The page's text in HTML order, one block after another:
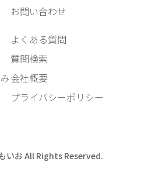
お問い合わせ
よくある質問
質問検索
会社概要
プライバシーポリシー
いお All Rights Reserved.